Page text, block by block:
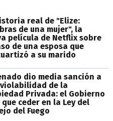
real de "Elize:
de una mujer", la
película de Netflix sobre
de una esposa que
a su marido
dio media sanción a
de la
Privada: el Gobierno
ceder en la Ley del
del Fuego